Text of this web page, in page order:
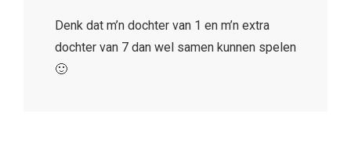
Denk dat m’n dochter van 1 en m’n extra
dochter van 7 dan wel samen kunnen spelen
🙂